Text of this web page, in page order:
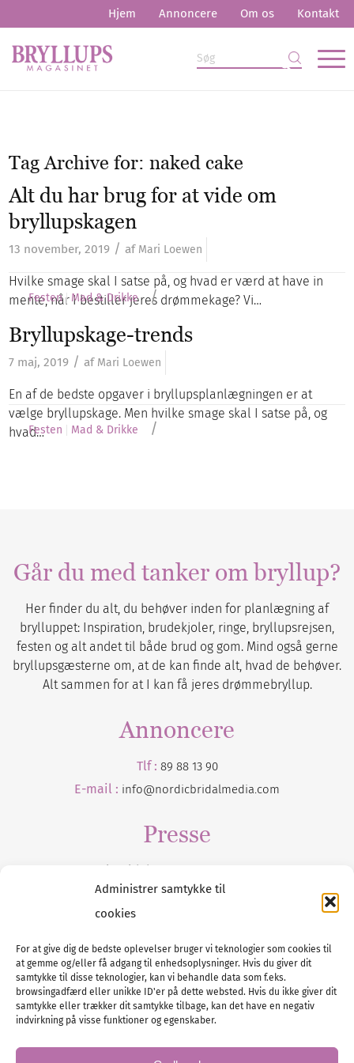
Administrer samtykke til
cookies
For at give dig de bedste oplevelser bruger vi teknologier som cookies til
at gemme og/eller få adgang til enhedsoplysninger. Hvis du giver dit
samtykke til disse teknologier, kan vi behandle data som f.eks.
browsingadfærd eller unikke ID'er på dette websted. Hvis du ikke giver dit
samtykke eller trækker dit samtykke tilbage, kan det have en negativ
indvirkning på visse funktioner og egenskaber.
Hjem Annoncere Om os Kontakt
Tag Archive for:naked cake
Alt du har brug for at vide om
bryllupskagen
13 november, 2019 / af Mari Loewen
Hvilke smage skal I satse på, og hvad er værd at have in
mente, når I bestiller jeres drømmekage? Vi…
Festen Mad & Drikke /
Bryllupskage-trends
7 maj, 2019 / af Mari Loewen
En af de bedste opgaver i bryllupsplanlægningen er at
vælge bryllupskage. Men hvilke smage skal I satse på, og
hvad…Festen Mad & Drikke /
Går du med tanker om bryllup?
Her finder du alt, du behøver inden for planlægning af
brylluppet: Inspiration, brudekjoler, ringe, bryllupsrejsen,
festen og alt andet til både brud og gom. Mind også gerne
bryllupsgæsterne om, at de kan finde alt, hvad de behøver.
Alt sammen for at I kan få jeres drømmebryllup.
Annoncere
Tlf : 89 88 13 90
E-mail : info@nordicbridalmedia.com
Presse
Tilmeld dig vores
Tel :89 88 13 90
E-post:info@nordicbridalmedia.com
Nordic Bridal Media